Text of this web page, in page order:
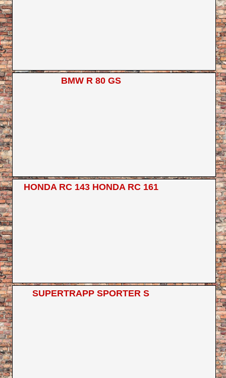
BMW R 80 GS
HONDA RC 143 HONDA RC 161
SUPERTRAPP SPORTER S